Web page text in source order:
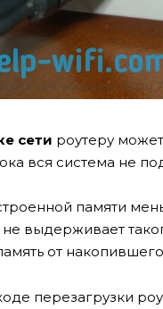
сети роутеру
вся система не
памяти
выдерживает
от
перезагрузки